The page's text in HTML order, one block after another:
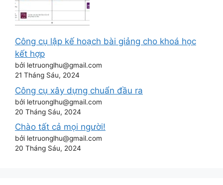
Công cụ lập kế hoạch bài giảng cho khoá học
kết hợp
bởi letruonglhu@gmail.com
21 Tháng Sáu, 2024
Công cụ xây dựng chuẩn đầu ra
bởi letruonglhu@gmail.com
20 Tháng Sáu, 2024
Chào tất cả mọi người!
bởi letruonglhu@gmail.com
20 Tháng Sáu, 2024